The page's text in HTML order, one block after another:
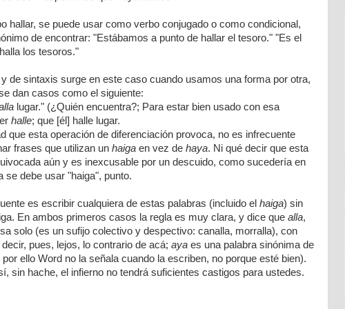
hallar, se puede usar como verbo conjugado o como condicional,
de encontrar: "Estábamos a punto de hallar el tesoro." "Es el
los tesoros."
de sintaxis surge en este caso cuando usamos una forma por otra,
dan casos como el siguiente:
lugar." (¿Quién encuentra?; Para estar bien usado con esa
halle; que [él] halle lugar.
que esta operación de diferenciación provoca, no es infrecuente
frases que utilizan un haiga en vez de haya. Ni qué decir que esta
aún y es inexcusable por un descuido, como sucedería en
se debe usar "haiga", punto.
es escribir cualquiera de estas palabras (incluido el haiga) sin
En ambos primeros casos la regla es muy clara, y dice que alla,
solo (es un sufijo colectivo y despectivo: canalla, morralla), con
decir, pues, lejos, lo contrario de acá; aya es una palabra sinónima de
ello Word no la señala cuando la escriben, no porque esté bien).
sin hache, el infierno no tendrá suficientes castigos para ustedes.